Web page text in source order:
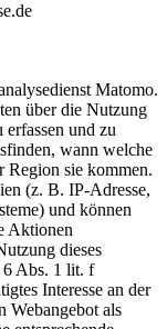
Matomo.
über die Nutzung
erfassen und zu
wann welche
Region sie kommen.
(z. B. IP-Adresse,
und können
Aktionen
dieses
6 Abs. 1 lit. f
Interesse an der
Webangebot als